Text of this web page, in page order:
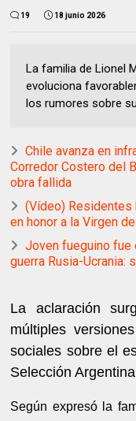
19 18 junio 2026
La familia de Lionel
evoluciona
los rumores sobre
Chile avanza en
Corredor Costero del
obra fallida
(Vídeo)
en honor a la Virgen
Joven fueguino fue
guerra Rusia-Ucrania:
La aclaración
múltiples
sociales sobre el
Selección
Según expresó la